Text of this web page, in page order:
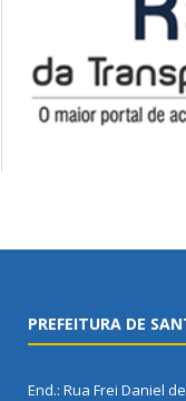
PREFEITURA DE
End.: Rua Frei Daniel